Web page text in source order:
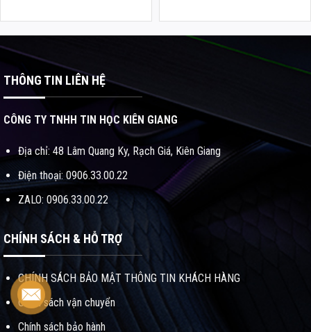
THÔNG TIN LIÊN HỆ
CÔNG TY TNHH TIN HỌC KIÊN GIANG
Địa chỉ: 48 Lâm Quang Ky, Rạch Giá, Kiên Giang
Điện thoại: 0906.33.00.22
ZALO: 0906.33.00.22
CHÍNH SÁCH & HỖ TRỢ
CHÍNH SÁCH BẢO MẬT THÔNG TIN KHÁCH HÀNG
Chính sách vận chuyển
Chính sách bảo hành